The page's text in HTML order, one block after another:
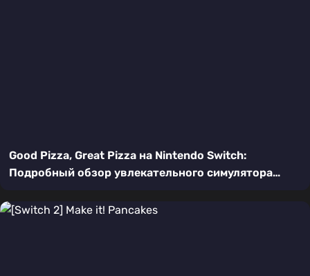
Good Pizza, Great Pizza на Nintendo Switch:
Подробный обзор увлекательного симулятора